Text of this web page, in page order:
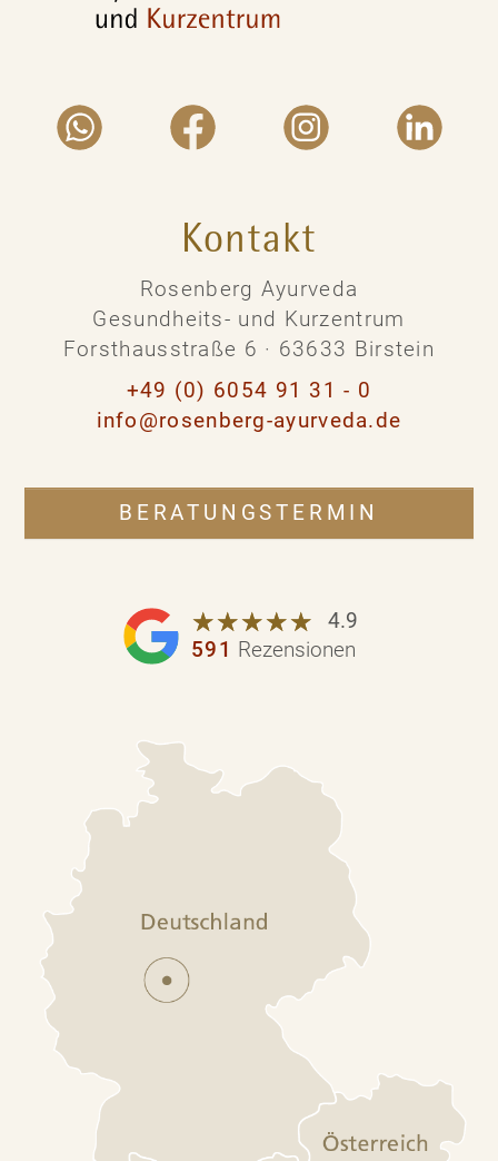
Kontakt
Rosenberg Ayurveda
Gesundheits- und Kurzentrum
Forsthausstraße 6 · 63633 Birstein
+49 (0) 6054 91 31 - 0
info@rosenberg-ayurveda.de
BERATUNGSTERMIN
☆☆☆☆☆
★★★★★
4.9
591 Rezensionen